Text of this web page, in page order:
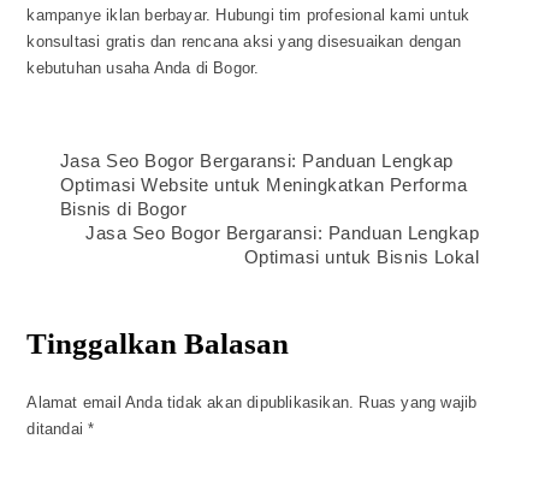
kampanye iklan berbayar. Hubungi tim profesional kami untuk
konsultasi gratis dan rencana aksi yang disesuaikan dengan
kebutuhan usaha Anda di Bogor.
Jasa Seo Bogor Bergaransi: Panduan Lengkap
Optimasi Website untuk Meningkatkan Performa
Bisnis di Bogor
Jasa Seo Bogor Bergaransi: Panduan Lengkap
Optimasi untuk Bisnis Lokal
Tinggalkan Balasan
Alamat email Anda tidak akan dipublikasikan.
Ruas yang wajib
ditandai*